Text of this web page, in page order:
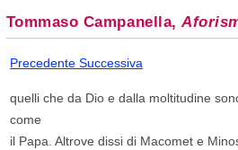
Tommaso Campanella,
PrecedenteSuccessiva
quelli che da Dio e dalla moltitudine
come
il Papa. Altrove dissi di Macomet e